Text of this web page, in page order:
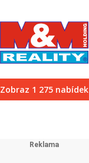
Zobraz 1 275 nabídek